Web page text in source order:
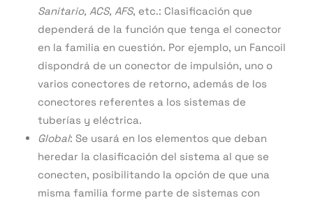
Sanitario, ACS, AFS, etc.: Clasificación que
dependerá de la función que tenga el conector
en la familia en cuestión. Por ejemplo, un Fancoil
dispondrá de un conector de impulsión, uno o
varios conectores de retorno, además de los
conectores referentes a los sistemas de
tuberías y eléctrica.
Global: Se usará en los elementos que deban
heredar la clasificación del sistema al que se
conecten, posibilitando la opción de que una
misma familia forme parte de sistemas con